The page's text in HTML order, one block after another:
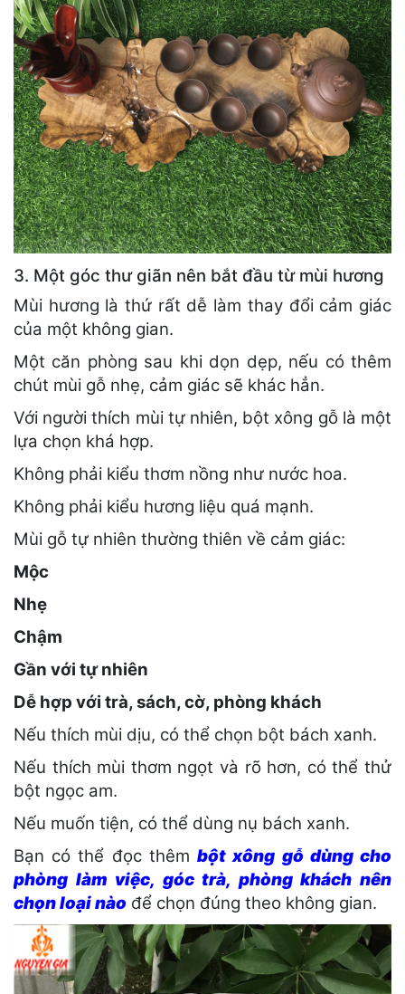
3. Một góc thư giãn nên bắt đầu từ mùi hương
Mùi hương là thứ rất dễ làm thay đổi cảm giác
của một không gian.
Một căn phòng sau khi dọn dẹp, nếu có thêm
chút mùi gỗ nhẹ, cảm giác sẽ khác hẳn.
Với người thích mùi tự nhiên, bột xông gỗ là một
lựa chọn khá hợp.
Không phải kiểu thơm nồng như nước hoa.
Không phải kiểu hương liệu quá mạnh.
Mùi gỗ tự nhiên thường thiên về cảm giác:
Mộc
Nhẹ
Chậm
Gần với tự nhiên
Dễ hợp với trà, sách, cờ, phòng khách
Nếu thích mùi dịu, có thể chọn bột bách xanh.
Nếu thích mùi thơm ngọt và rõ hơn, có thể thử
bột ngọc am.
Nếu muốn tiện, có thể dùng nụ bách xanh.
Bạn có thể đọc thêmbột xông gỗ dùng cho
phòng làm việc, góc trà, phòng khách nên
chọn loại nào để chọn đúng theo không gian.